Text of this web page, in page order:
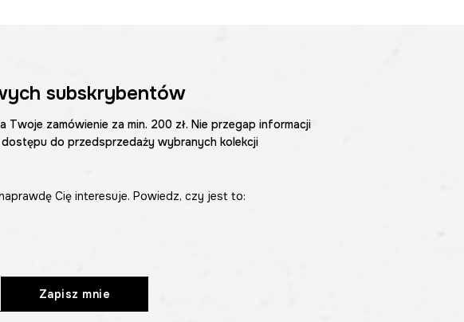
subskrybentów
zamówienie za min. 200 zł. Nie przegap informacji
do przedsprzedaży wybranych kolekcji
Cię interesuje. Powiedz, czy jest to:
Zapisz mnie